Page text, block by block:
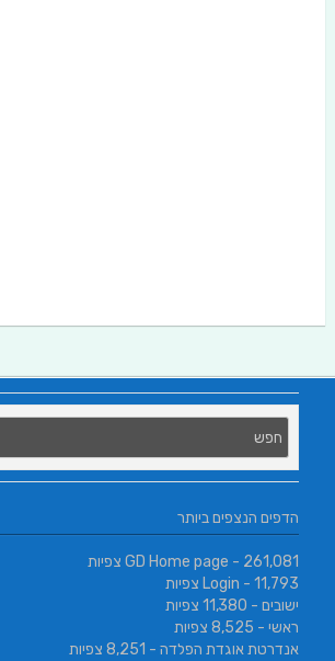
הדפים הנצפים ביותר
GD Home page - 261,081 צפיות
Login - 11,793 צפיות
ישובים - 11,380 צפיות
ראשי - 8,525 צפיות
אנדרטת אוגדת הפלדה - 8,251 צפיות